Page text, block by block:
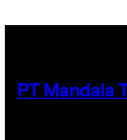
PT Mandala